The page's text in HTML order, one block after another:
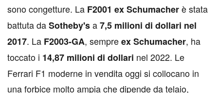
sono congetture. La F2001 ex Schumacherè stata
battuta daSotheby'sa7,5 milioni di dollari nel
2017. La F2003-GA, sempreex Schumacher, ha
toccato i 14,87 milioni di dollari nel 2022. Le
Ferrari F1 moderne in vendita oggi si collocano in
una forbice molto ampia che dipende da telaio,